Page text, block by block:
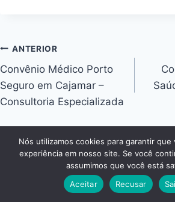
ANTERIOR
Convênio Médico Porto
Seguro em Cajamar –
Consultoria Especializada
Posts Similares
Nós utilizamos cookies para garantir
experiência em nosso site. Se você
assumimos que você está
Aceitar
Recusar